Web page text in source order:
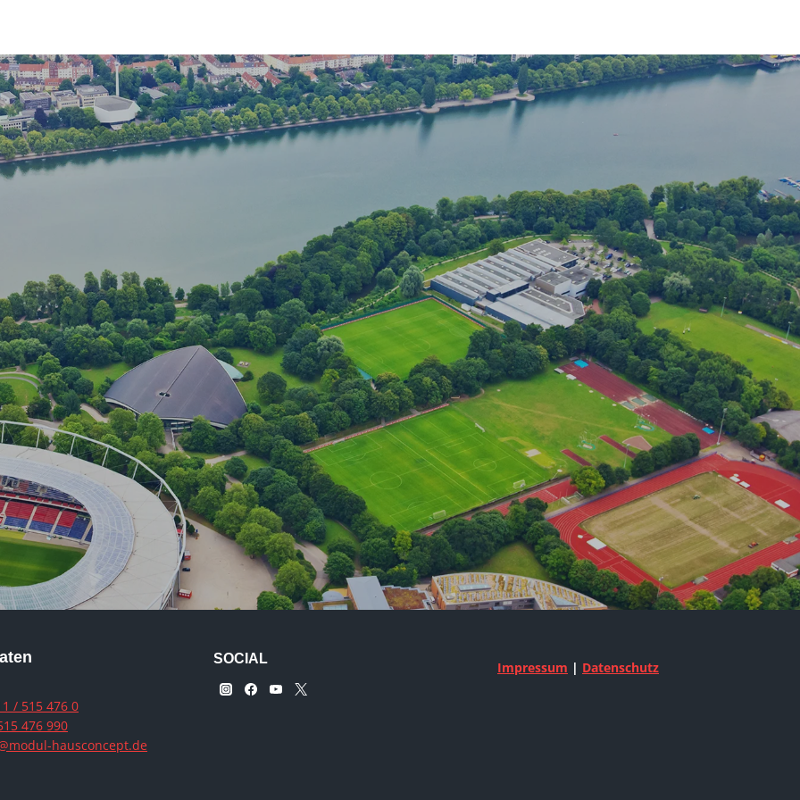
Planen Sie hier in der Region Hannover ein
individuelles Bauvorhaben?
Schön –
Vereinbaren Sie jetzt einen Termin.
/ 515 476 0
476 990
hausconcept.de
SOCIAL
Impressum | Datenschutz